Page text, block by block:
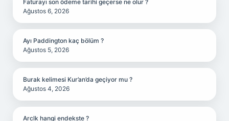
Faturayı son ödeme tarihi geçerse ne olur ?
Ağustos 6, 2026
Ayı Paddington kaç bölüm ?
Ağustos 5, 2026
Burak kelimesi Kur’an’da geçiyor mu ?
Ağustos 4, 2026
Arclk hangi endekste ?